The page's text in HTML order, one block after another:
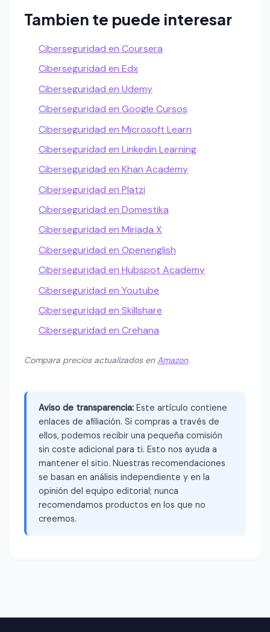
Tambien te puede interesar
Ciberseguridad en Coursera
Ciberseguridad en Edx
Ciberseguridad en Udemy
Ciberseguridad en Google Cursos
Ciberseguridad en Microsoft Learn
Ciberseguridad en Linkedin Learning
Ciberseguridad en Khan Academy
Ciberseguridad en Platzi
Ciberseguridad en Domestika
Ciberseguridad en Miriada X
Ciberseguridad en Openenglish
Ciberseguridad en Hubspot Academy
Ciberseguridad en Youtube
Ciberseguridad en Skillshare
Ciberseguridad en Crehana
Compara precios actualizados enAmazon.
Aviso de transparencia: Este artículo contiene
enlaces de afiliación. Si compras a través de
ellos, podemos recibir una pequeña comisión
sin coste adicional para ti. Esto nos ayuda a
mantener el sitio. Nuestras recomendaciones
se basan en análisis independiente y en la
opinión del equipo editorial; nunca
recomendamos productos en los que no
creemos.